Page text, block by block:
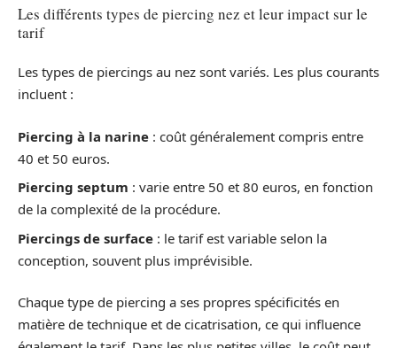
Les différents types de piercing nez et leur impact sur le
tarif
Les types de piercings au nez sont variés. Les plus courants
incluent :
Piercing à la narine : coût généralement compris entre
40 et 50 euros.
Piercing septum : varie entre 50 et 80 euros, en fonction
de la complexité de la procédure.
Piercings de surface : le tarif est variable selon la
conception, souvent plus imprévisible.
Chaque type de piercing a ses propres spécificités en
matière de technique et de cicatrisation, ce qui influence